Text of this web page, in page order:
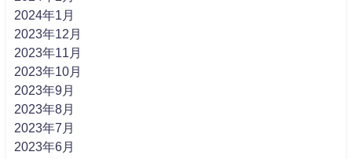
2024年1月
2023年12月
2023年11月
2023年10月
2023年9月
2023年8月
2023年7月
2023年6月